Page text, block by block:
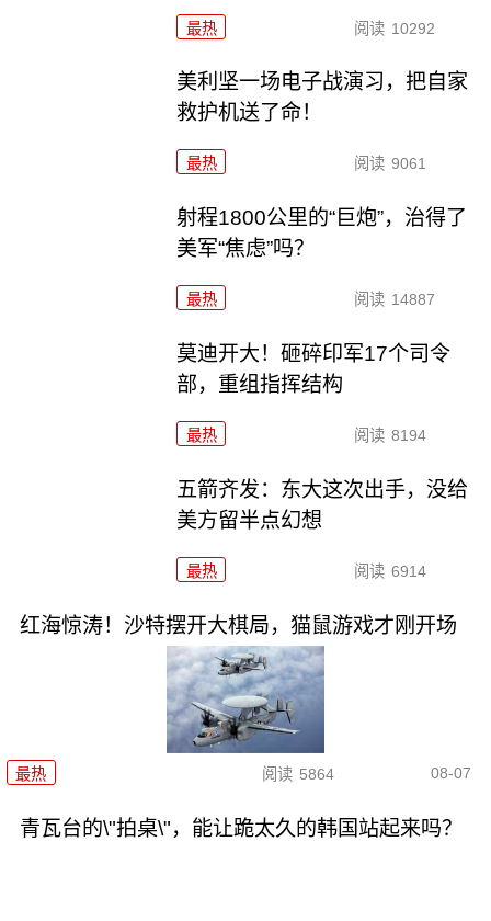
最热 阅读 10292
美利坚一场电子战演习，把自家
救护机送了命！
最热 阅读 9061
射程1800公里的“巨炮”，治得了
美军“焦虑”吗？
最热 阅读 14887
莫迪开大！砸碎印军17个司令
部，重组指挥结构
最热 阅读 8194
五箭齐发：东大这次出手，没给
美方留半点幻想
最热 阅读 6914
红海惊涛！沙特摆开大棋局，猫鼠游戏才刚开场
最热 阅读 5864 08-07
青瓦台的\"拍桌\"，能让跪太久的韩国站起来吗？